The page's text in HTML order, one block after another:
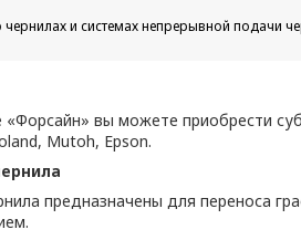
чернилах и системах непрерывной подачи
«Форсайн» вы можете приобрести
Mutoh, Epson.
предназначены для переноса